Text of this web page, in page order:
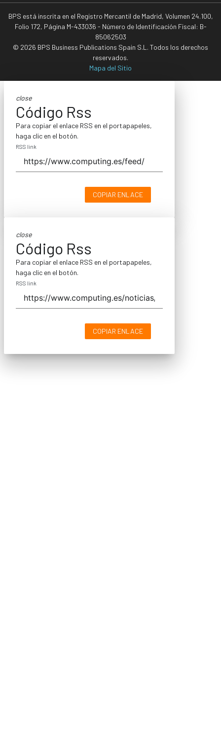
BPS está inscrita en el Registro Mercantil de Madrid, Volumen 24.100,
Folio 172, Página M-433036 - Número de Identificación Fiscal: B-
85062503
© 2026 BPS Business Publications Spain S.L. Todos los derechos
reservados.
Mapa del Sitio
close
Código Rss
Para copiar el enlace RSS en el portapapeles,
haga clic en el botón.
RSS link
COPIAR ENLACE
close
Código Rss
Para copiar el enlace RSS en el portapapeles,
haga clic en el botón.
RSS link
COPIAR ENLACE